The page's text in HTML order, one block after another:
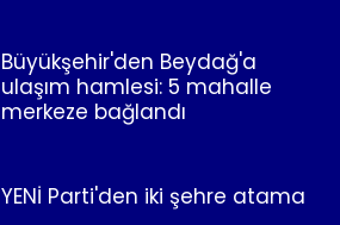
Büyükşehir'den Beydağ'a
ulaşım hamlesi: 5 mahalle
merkeze bağlandı
YENİ Parti'den iki şehre atama